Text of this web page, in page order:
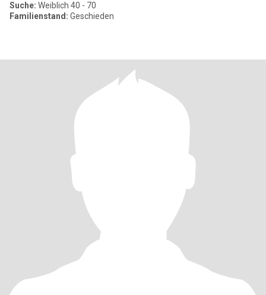
Suche: Weiblich 40 - 70
Familienstand: Geschieden